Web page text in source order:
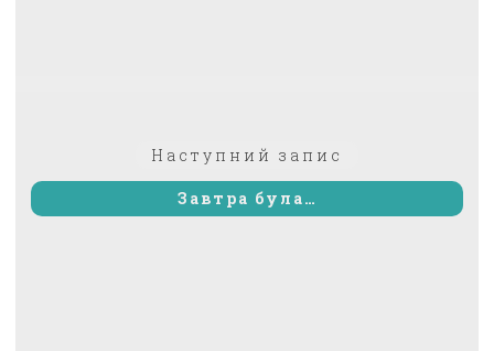
Наступний запис
Завтра була…